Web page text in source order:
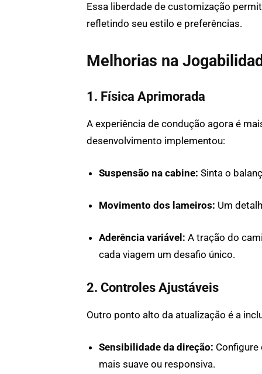
Essa liberdade de customização
refletindo seu estilo e preferências.
Melhorias na
1. Física Aprimorada
A experiência de condução agora é
desenvolvimento implementou:
Suspensão na cabine: Sinta o
Movimento dos lameiros: Um
Aderência variável: A tração do
cada viagem um desafio único.
2. Controles Ajustáveis
Outro ponto alto da atualização é a
Sensibilidade da direção:
mais suave ou responsiva.